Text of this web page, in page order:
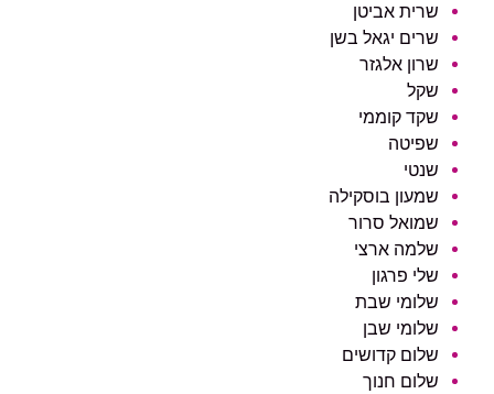
שרית אביטן
שרים יגאל בשן
שרון אלגזר
שקל
שקד קוממי
שפיטה
שנטי
שמעון בוסקילה
שמואל סרור
שלמה ארצי
שלי פרגון
שלומי שבת
שלומי שבן
שלום קדושים
שלום חנוך